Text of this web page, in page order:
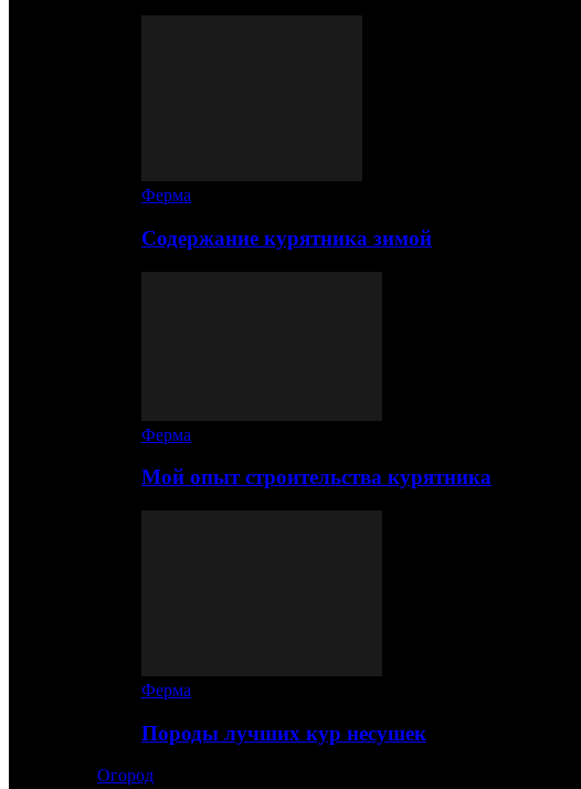
Ферма
Содержание курятника зимой
Ферма
Мой опыт строительства курятника
Ферма
Породы лучших кур несушек
Огород